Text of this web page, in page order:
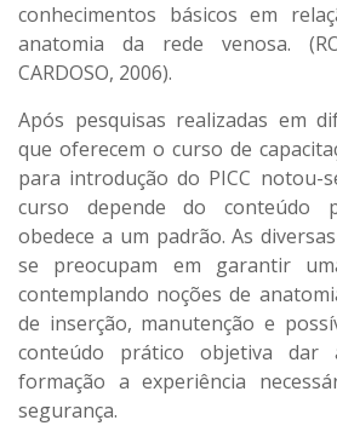
conhecimentos básicos em
anatomia da rede venosa.
CARDOSO, 2006).
Após pesquisas realizadas em
que oferecem o curso de
para introdução do PICC notou-
curso depende do conteúdo
obedece a um padrão. As
se preocupam em garantir
contemplando noções de
de inserção, manutenção e
conteúdo prático objetiva dar
formação a experiência
segurança.